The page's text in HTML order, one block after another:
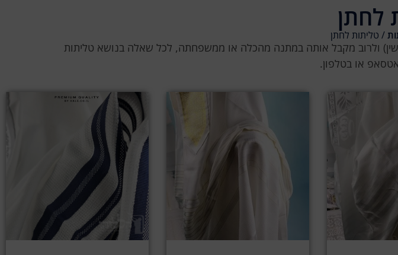
לחתן
/ טליתות לחתן
ולרוב מקבל אותה במתנה מהכלה או ממשפחתה, לכל שאלה בנושא טליתות
או בטלפון.